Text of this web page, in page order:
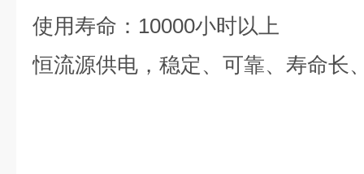
使用寿命： 10000小时以上
恒流源供电，稳定、可靠、寿命长